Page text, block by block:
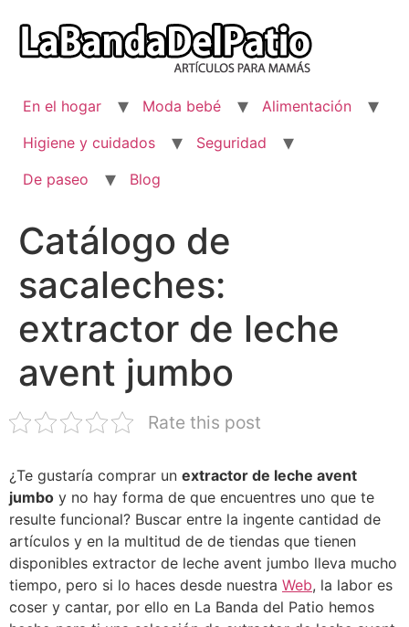
contenido
En el hogar Moda bebé
Alimentación
Higiene y cuidados
Seguridad
De paseo
Blog
Catálogo de
sacaleches:
extractor de leche
avent jumbo
Rate this post
¿Te gustaría comprar un extractor de leche avent
jumbo y no hay forma de que encuentres uno que te
resulte funcional? Buscar entre la ingente cantidad de
artículos y en la multitud de de tiendas que tienen
disponibles extractor de leche avent jumbo lleva mucho
tiempo, pero si lo haces desde nuestra Web, la labor es
coser y cantar, por ello en La Banda del Patio hemos